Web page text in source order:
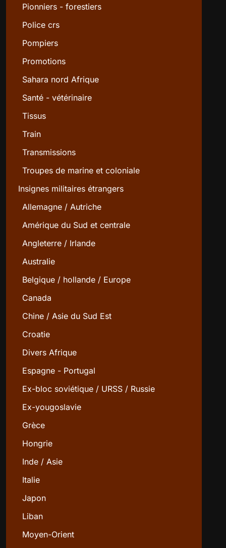
Pionniers - forestiers
Police crs
Pompiers
Promotions
Sahara nord Afrique
Santé - vétérinaire
Tissus
Train
Transmissions
Troupes de marine et coloniale
Insignes militaires étrangers
Allemagne / Autriche
Amérique du Sud et centrale
Angleterre / Irlande
Australie
Belgique / hollande / Europe
Canada
Chine / Asie du Sud Est
Croatie
Divers Afrique
Espagne - Portugal
Ex-bloc soviétique / URSS / Russie
Ex-yougoslavie
Grèce
Hongrie
Inde / Asie
Italie
Japon
Liban
Moyen-Orient